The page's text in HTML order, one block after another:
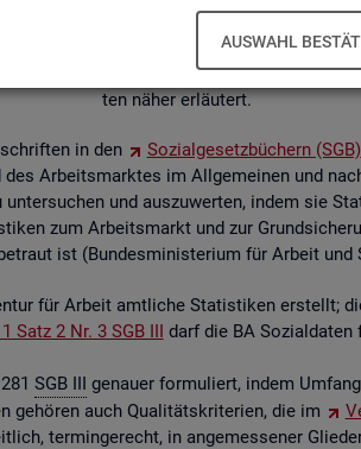
AUSWAHL
Ge­set­ze und
Auf­ga­ben auf­grund der sie
ten näher er­läu­tert.
in den So­zi­al­ge­setz­bü­chern (SGB)
Ar­beits­mark­tes im All­ge­mei­nen und
und aus­zu­wer­ten, indem sie
zum Ar­beits­markt und zur
ist (Bun­des­mi­nis­te­ri­um für Ar­beit und
für Ar­beit amt­li­che Sta­tis­ti­ken er­stellt;
Satz 2 Nr. 3 SGB III darf die BA
SGB III ge­nau­er for­mu­liert, indem
ge­hö­ren auch Qua­li­täts­kri­te­ri­en, die im
ter­min­ge­recht, in an­ge­mes­se­ner